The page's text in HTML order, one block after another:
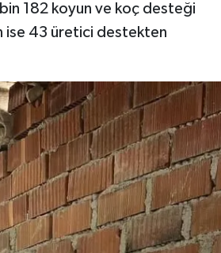
182 koyun ve koç desteği
ise 43 üretici destekten